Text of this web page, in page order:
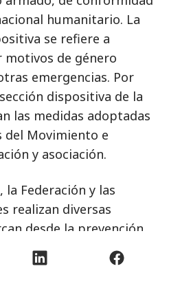
humanitario. La
se refiere a
motivos de género
emergencias. Por
dispositiva de la
las medidas adoptadas
del Movimiento e
y asociación.
la Federación y las
realizan diversas
desde la prevención,
de las
humanitaria hasta